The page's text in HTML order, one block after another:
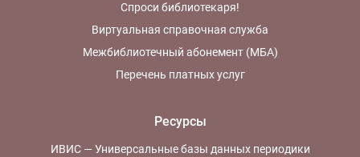
Спроси библиотекаря!
Виртуальная справочная служба
Межбиблиотечный абонемент (МБА)
Перечень платных услуг
Ресурсы
ИВИС — Универсальные базы данных периодики